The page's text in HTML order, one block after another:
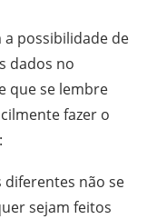
possibilidade de
dados no
que se lembre
fazer o
diferentes não se
sejam feitos